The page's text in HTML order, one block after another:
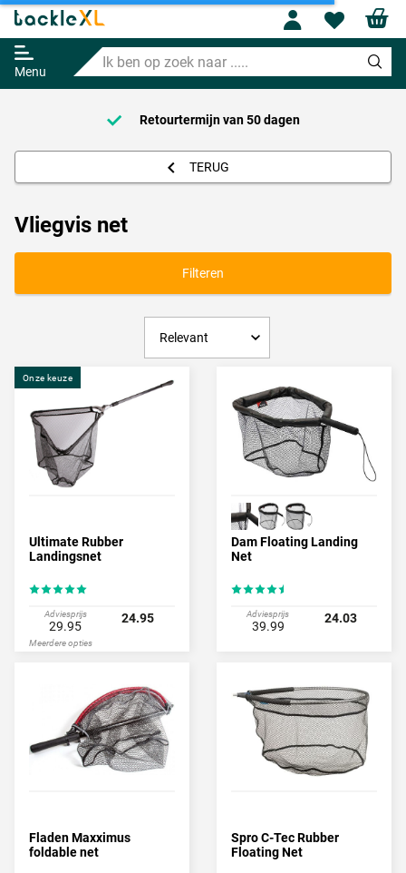
Menu
Ik
ben
op
naar
Profile
Retourtermijn van 50 dagen
TERUG
Vliegvis net
Filteren
Onze keuze
Ultimate Rubber
Landingsnet
Adviesprijs
29.95
24.95
Meerdere opties
Dam Floating Landing
Net
Adviesprijs
39.99
24.03
Fladen Maxximus
foldable net
Spro C-Tec Rubber
Floating Net